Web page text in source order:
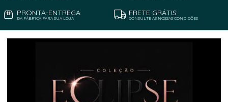
PRONTA-ENTREGA
DA FÁBRICA PARA SUA LOJA
FRETE GRÁTIS
CONSULTE AS NOSSAS CONDIÇÕES